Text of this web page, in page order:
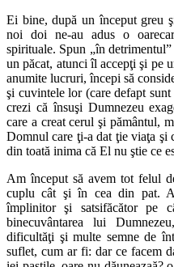
Ei bine, după un început greu
noi doi ne-au adus o
spirituale. Spun „în
un păcat, atunci îl accepţi şi pe
anumite lucruri, începi să
şi cuvintele lor (care defapt
crezi că însuşi Dumnezeu
care a creat cerul şi pământul,
Domnul care ţi-a dat ţie viaţa şi
din toată inima că El nu ştie ce
Am început să avem tot felul
cuplu cât şi în cea din pat.
împlinitor şi satsifăcător pe
binecuvântarea lui
dificultăţi şi multe semne de
suflet, cum ar fi: dar ce facem